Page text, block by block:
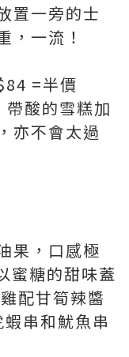
置一旁的士
，一流！
=半價
酸的雪糕加
亦不會太過
果，口感極
蜜糖的甜味蓋
配甘筍辣醬
串和魷魚串